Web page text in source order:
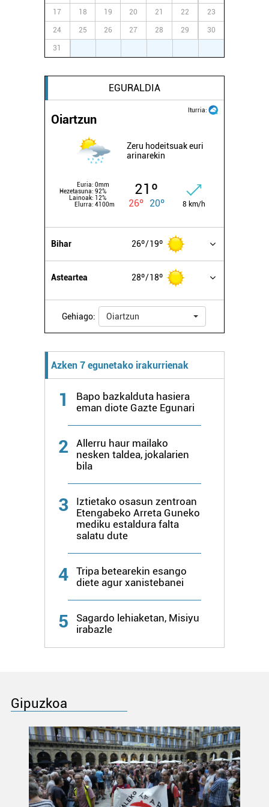
17 18 19 20 21 22 23
24 25 26 27 28 29 30
31
EGURALDIA
Iturria:
Oiartzun
Zeru hodeitsuak euri
arinarekin
Euria: 0mm
Hezetasuna: 92%
Lainoak:
12%
Elurra: 4100m
21º
26º 20º 8 km/h
Bihar 26º 19º
Asteartea 28º 18º
Gehiago: Oiartzun
Azken 7 egunetako irakurrienak
1
Bapo bazkalduta hasiera
eman diote Gazte Egunari
2
Allerru haur mailako
nesken taldea, jokalarien
bila
3
Iztietako osasun zentroan
Etengabeko Arreta Guneko
mediku estaldura falta
salatu dute
4
Tripa betearekin esango
diete agur xanistebanei
5
Sagardo lehiaketan, Misiyu
irabazle
Gipuzkoa